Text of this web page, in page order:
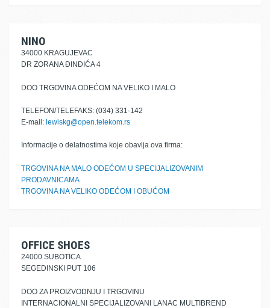
NINO
34000 KRAGUJEVAC
DR ZORANA ĐINĐIĆA 4
DOO TRGOVINA ODEĆOM NA VELIKO I MALO
TELEFON/TELEFAKS: (034) 331-142
E-mail: lewiskg@open.telekom.rs
Informacije o delatnostima koje obavlja ova firma:
TRGOVINA NA MALO ODEĆOM U SPECIJALIZOVANIM
PRODAVNICAMA
TRGOVINA NA VELIKO ODEĆOM I OBUĆOM
OFFICE SHOES
24000 SUBOTICA
SEGEDINSKI PUT 106
DOO ZA PROIZVODNJU I TRGOVINU
INTERNACIONALNI SPECIJALIZOVANI LANAC MULTIBREND